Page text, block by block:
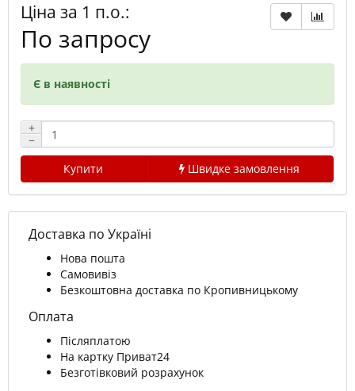
Ціна за 1 п.о.:
По запросу
Є в наявності
+
−
Купити
Швидке замовлення
Доставка по Україні
Нова пошта
Самовивіз
Безкоштовна доставка по Кропивницькому
Оплата
Післяплатою
На картку Приват24
Безготівковий розрахунок